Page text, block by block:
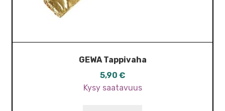
GEWA Tappivaha
5,90 €
Kysy saatavuus